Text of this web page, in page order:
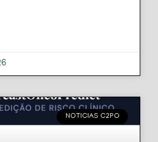
NOTICIAS C2PO